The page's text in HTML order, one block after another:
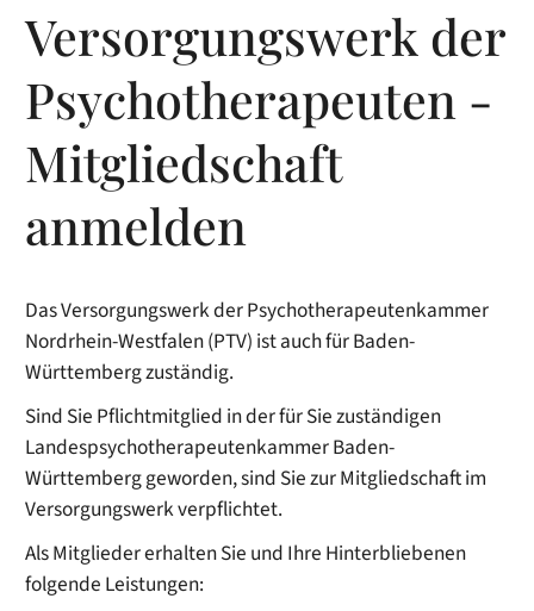
Versorgungswerk der
Psychotherapeuten -
Mitgliedschaft
anmelden
Das Versorgungswerk der Psychotherapeutenkammer
Nordrhein-Westfalen (PTV) ist auch für Baden-
Württemberg zuständig.
Sind Sie Pflichtmitglied in der für Sie zuständigen
Landespsychotherapeutenkammer Baden-
Württemberg geworden, sind Sie zur Mitgliedschaft im
Versorgungswerk verpflichtet.
AlsMitglieder erhalten Sie und Ihre Hinterbliebenen
folgende Leistungen: